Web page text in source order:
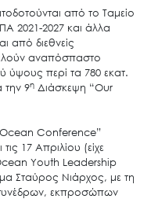
από το Ταμείο
2021-2027 και άλλα
από διεθνείς
αναπόσπαστο
ύψους περί τα 780 εκατ.
9ηΔιάσκεψη “Our
Conference”
17 Απριλίου (είχε
Youth Leadership
Σταύρος Νιάρχος, με τη
εκπροσώπων